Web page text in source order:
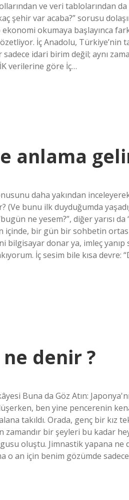
ve veri tablolarından
şehir var acaba?” sorusu
okumaya başlayınca
İç Anadolu, Türkiye’nin
idari birim değil; aynı
verilerine göre İç…
anlama
daha yakından
(Ve bunu ilk duyduğumda
ne yesem?”, diğer yarısı
bir gün bir sohbetin
bilgisayar donar ya, imleç
İç sesim bile kısa
denir ?
Buna da Göz Atın:
ben yine pencerenin
takıldı. Orada, genç bir kız
bir şeyleri bu kadar
oluştu. Jimnastik yapana
an için benim gözümde